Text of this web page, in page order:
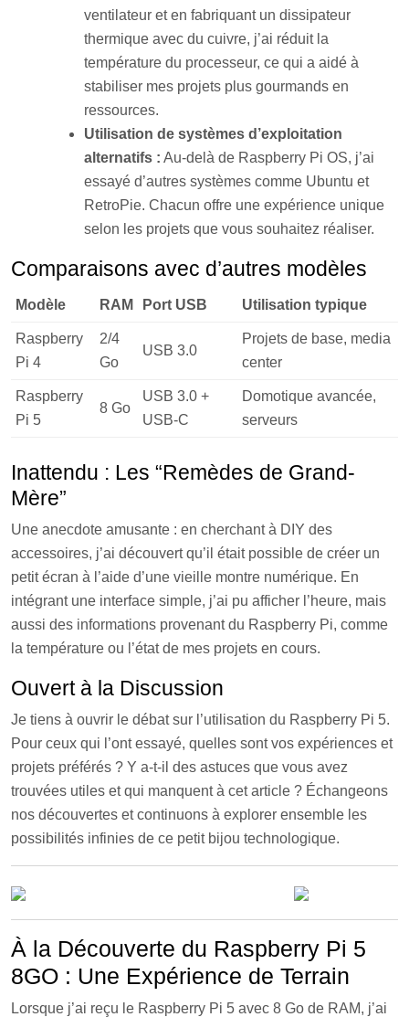
ventilateur et en fabriquant un dissipateur
thermique avec du cuivre, j’ai réduit la
température du processeur, ce qui a aidé à
stabiliser mes projets plus gourmands en
ressources.
Utilisation de systèmes d’exploitation
alternatifs : Au-delà de Raspberry Pi OS, j’ai
essayé d’autres systèmes comme Ubuntu et
RetroPie. Chacun offre une expérience unique
selon les projets que vous souhaitez réaliser.
Comparaisons avec d’autres modèles
Modèle RAM Port USB Utilisation typique
Raspberry
Pi 4
2/4
Go
USB 3.0
Projets de base, media
center
Raspberry
Pi 5
8 Go
USB 3.0 +
USB-C
Domotique avancée,
serveurs
Inattendu : Les “Remèdes de Grand-
Mère”
Une anecdote amusante : en cherchant à DIY des
accessoires, j’ai découvert qu’il était possible de créer un
petit écran à l’aide d’une vieille montre numérique. En
intégrant une interface simple, j’ai pu afficher l’heure, mais
aussi des informations provenant du Raspberry Pi, comme
la température ou l’état de mes projets en cours.
Ouvert à la Discussion
Je tiens à ouvrir le débat sur l’utilisation du Raspberry Pi 5.
Pour ceux qui l’ont essayé, quelles sont vos expériences et
projets préférés ? Y a-t-il des astuces que vous avez
trouvées utiles et qui manquent à cet article ? Échangeons
nos découvertes et continuons à explorer ensemble les
possibilités infinies de ce petit bijou technologique.
À la Découverte du Raspberry Pi 5
8GO : Une Expérience de Terrain
Lorsque j’ai reçu le Raspberry Pi 5 avec 8 Go de RAM, j’ai